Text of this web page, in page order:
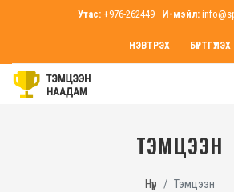
Утас: +976-262449 И-мэйл:
НЭВТРЭХ БҮРТГҮҮЛЭХ
ТЭМЦЭЭН
Нүүр Тэмцээн